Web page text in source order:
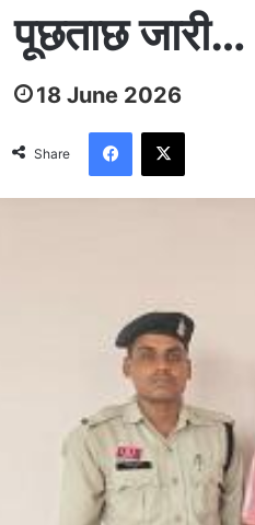
पूछताछ जारी…
18 June 2026
Share
Facebook
X